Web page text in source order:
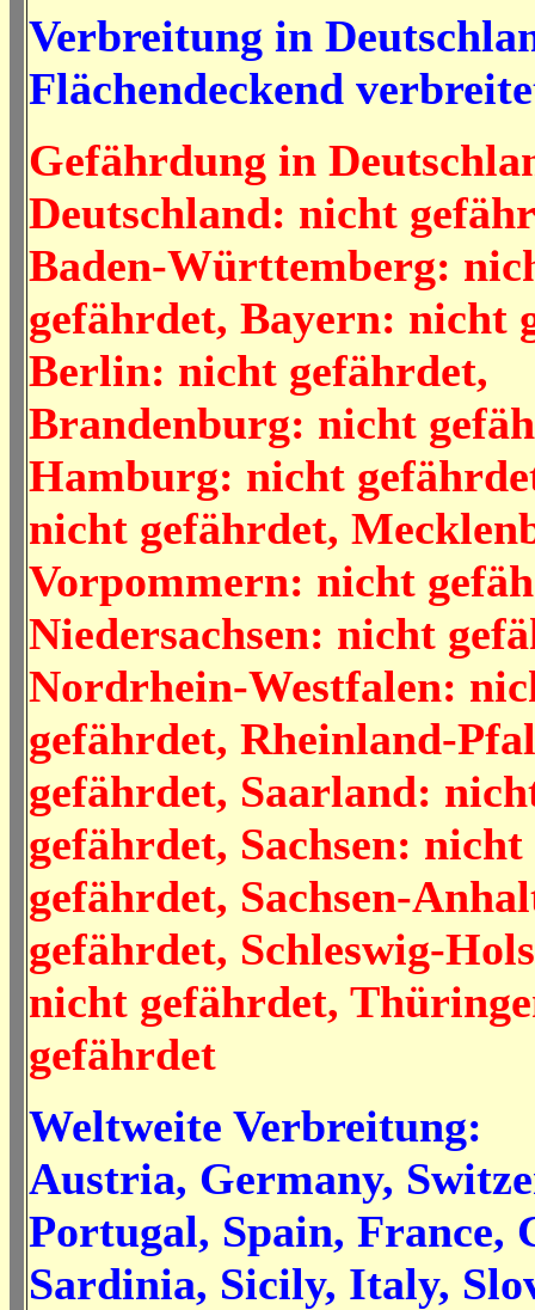
Verbreitung in
Flächendeckend
Gefährdung in
Deutschland: nicht
Baden-Württemberg:
gefährdet, Bayern: nicht
Berlin: nicht gefährdet,
Brandenburg: nicht
Hamburg: nicht
nicht gefährdet,
Vorpommern: nicht
Niedersachsen: nicht
Nordrhein-Westfalen:
gefährdet, Rheinland-
gefährdet, Saarland:
gefährdet, Sachsen: nicht
gefährdet, Sachsen-
gefährdet, Schleswig-
nicht gefährdet,
gefährdet
Weltweite Verbreitung:
Austria, Germany,
Portugal, Spain, France,
Sardinia, Sicily, Italy,